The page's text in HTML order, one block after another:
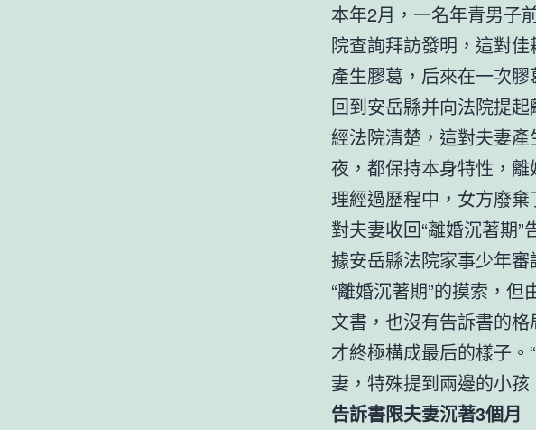
本年2月，一名年青男子
院查詢拜訪發明，這對
產生膠葛，后來在一次
回到安岳縣并向法院提起
經法院清楚，這對夫妻
夜，都保持本身特性，
理經過歷程中，女方廢
對夫妻收回“離婚沉著期”
據安岳縣法院家事少年
“離婚沉著期”的摸索，
文書，也沒有告訴書的
才終極構成最后的樣子
妻，特殊提到兩邊的小
告訴書限夫妻沉著3個月